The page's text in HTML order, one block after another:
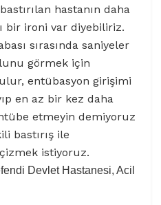
hastanın daha
bir ironi var diyebiliriz.
sırasında saniyeler
görmek için
entübasyon girişimi
en az bir kez daha
etmeyin demiyoruz
bastırış ile
istiyoruz.
Devlet Hastanesi, Acil